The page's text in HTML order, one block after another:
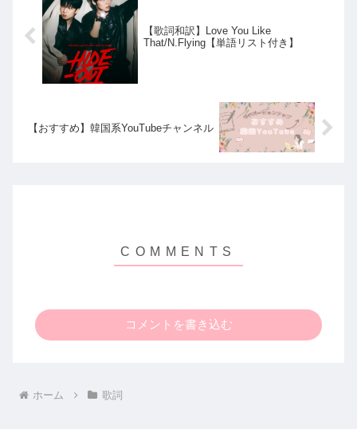
【歌詞和訳】Love You Like
That/N.Flying【単語リスト付き】
【おすすめ】韓国系YouTubeチャンネル
コメントを書き込む
ホーム 歌詞